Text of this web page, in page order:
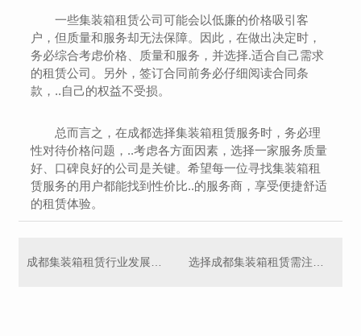
一些集装箱租赁公司可能会以低廉的价格吸引客
户，但质量和服务却无法保障。因此，在做出决定时，
务必综合考虑价格、质量和服务，并选择.适合自己需求
的租赁公司。另外，签订合同前务必仔细阅读合同条
款，..自己的权益不受损。
总而言之，在成都选择集装箱租赁服务时，务必理
性对待价格问题，..考虑各方面因素，选择一家服务质量
好、口碑良好的公司是关键。希望每一位寻找集装箱租
赁服务的用户都能找到性价比..的服务商，享受便捷舒适
的租赁体验。